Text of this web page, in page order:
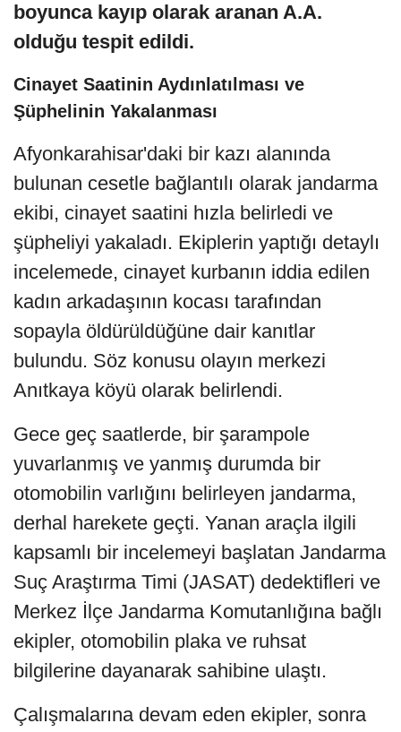
boyunca kayıp olarak aranan A.A.
olduğu tespit edildi.
Cinayet Saatinin Aydınlatılması ve
Şüphelinin Yakalanması
Afyonkarahisar'daki bir kazı alanında
bulunan cesetle bağlantılı olarak jandarma
ekibi, cinayet saatini hızla belirledi ve
şüpheliyi yakaladı. Ekiplerin yaptığı detaylı
incelemede, cinayet kurbanın iddia edilen
kadın arkadaşının kocası tarafından
sopayla öldürüldüğüne dair kanıtlar
bulundu. Söz konusu olayın merkezi
Anıtkaya köyü olarak belirlendi.
Gece geç saatlerde, bir şarampole
yuvarlanmış ve yanmış durumda bir
otomobilin varlığını belirleyen jandarma,
derhal harekete geçti. Yanan araçla ilgili
kapsamlı bir incelemeyi başlatan Jandarma
Suç Araştırma Timi (JASAT) dedektifleri ve
Merkez İlçe Jandarma Komutanlığına bağlı
ekipler, otomobilin plaka ve ruhsat
bilgilerine dayanarak sahibine ulaştı.
Çalışmalarına devam eden ekipler, sonra